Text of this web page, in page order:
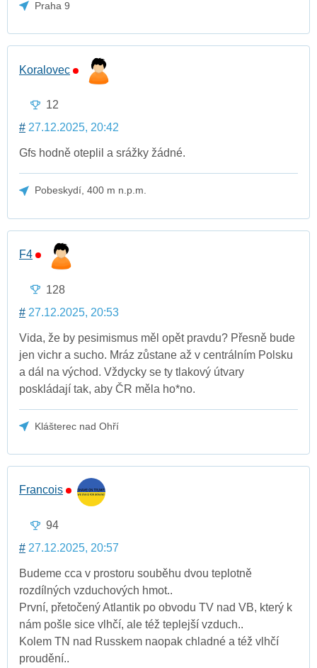
Praha 9
Koralovec
12
# 27.12.2025, 20:42
Gfs hodně oteplil a srážky žádné.
Pobeskydí, 400 m n.p.m.
F4
128
# 27.12.2025, 20:53
Vida, že by pesimismus měl opět pravdu? Přesně bude
jen vichr a sucho. Mráz zůstane až v centrálním Polsku
a dál na východ. Vždycky se ty tlakový útvary
poskládají tak, aby ČR měla ho*no.
Klášterec nad Ohří
Francois
94
# 27.12.2025, 20:57
Budeme cca v prostoru souběhu dvou teplotně
rozdílných vzduchových hmot..
První, přetočený Atlantik po obvodu TV nad VB, který k
nám pošle sice vlhčí, ale též teplejší vzduch..
Kolem TN nad Russkem naopak chladné a též vlhčí
proudění..